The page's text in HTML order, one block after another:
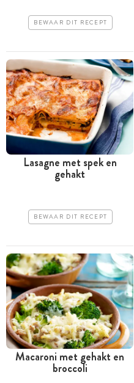
BEWAAR DIT RECEPT
Lasagne met spek en
gehakt
BEWAAR DIT RECEPT
Macaroni met gehakt en
broccoli